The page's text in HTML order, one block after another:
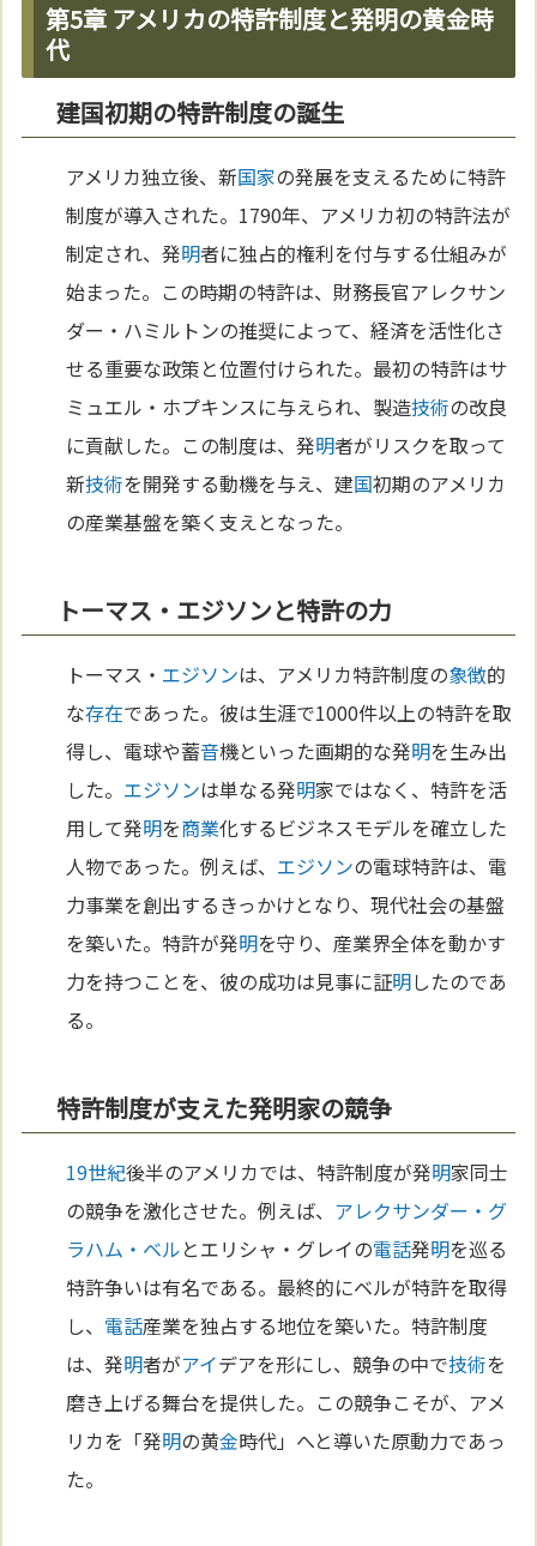
第5章 アメリカの特許制度と発明の黄金時
代
建国初期の特許制度の誕生
アメリカ独立後、新国家の発展を支えるために特許
制度が導入された。1790年、アメリカ初の特許法が
制定され、発明者に独占的権利を付与する仕組みが
始まった。この時期の特許は、財務長官アレクサン
ダー・ハミルトンの推奨によって、経済を活性化さ
せる重要な政策と位置付けられた。最初の特許はサ
ミュエル・ホプキンスに与えられ、製造技術の改良
に貢献した。この制度は、発明者がリスクを取って
新技術を開発する動機を与え、建国初期のアメリカ
の産業基盤を築く支えとなった。
トーマス・エジソンと特許の力
トーマス・ エジソンは、アメリカ特許制度の象徴的
な存在であった。彼は生涯で1000件以上の特許を取
得し、電球や蓄音機といった画期的な発明を生み出
した。 エジソンは単なる発明家ではなく、特許を活
用して発明を商業化するビジネスモデルを確立した
人物であった。例えば、 エジソンの電球特許は、電
力事業を創出するきっかけとなり、現代社会の基盤
を築いた。特許が発明を守り、産業界全体を動かす
力を持つことを、彼の成功は見事に証明したのであ
る。
特許制度が支えた発明家の競争
19世紀後半のアメリカでは、特許制度が発明家同士
の競争を激化させた。例えば、 アレクサンダー・グ
ラハム・ベルとエリシャ・グレイの電話発明を巡る
特許争いは有名である。最終的にベルが特許を取得
し、 電話産業を独占する地位を築いた。特許制度
は、発明者がアイデアを形にし、競争の中で技術を
磨き上げる舞台を提供した。この競争こそが、アメ
リカを「発明の黄金時代」へと導いた原動力であっ
た。